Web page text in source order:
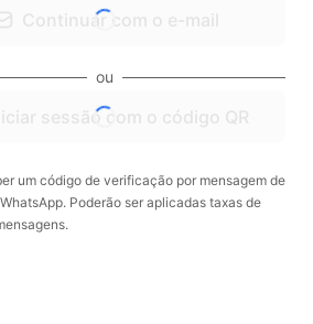
Continuar com o e-mail
ou
sessão com o código QR
um código de verificação por mensagem de
Poderão ser aplicadas taxas de